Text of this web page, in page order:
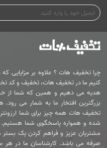
چرا تخفیف هات ؟ علاوه بر مزایایی که
کنیم ما در تخفیف هات، تخفیف و کد
هدیه می دهیم و همین که شما از
بزرگترین افتخار ما به شمار می
تخفیف هات همه چیز برای شما
شده و همواره پاسخگوی شما
مشتریان عزیز و فراهم کردن یک بستر
صرفه می باشد. کارشناسان ما در هر